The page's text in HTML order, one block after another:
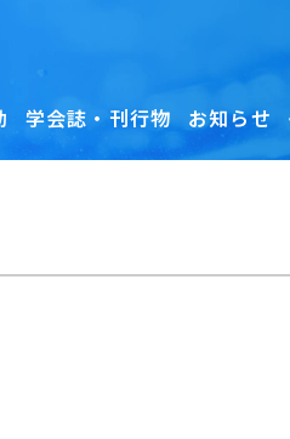
学会誌・刊行物 お知らせ